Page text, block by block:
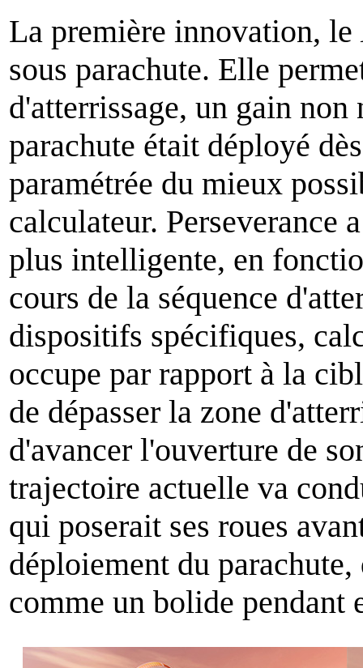
La première innovation, le
sous parachute. Elle
d'atterrissage, un gain
parachute était déployé
paramétrée du mieux
calculateur. Perseverance
plus intelligente, en
cours de la séquence
dispositifs spécifiques,
occupe par rapport à la
de dépasser la zone
d'avancer l'ouverture de
trajectoire actuelle va
qui poserait ses roues
déploiement du
comme un bolide pendant